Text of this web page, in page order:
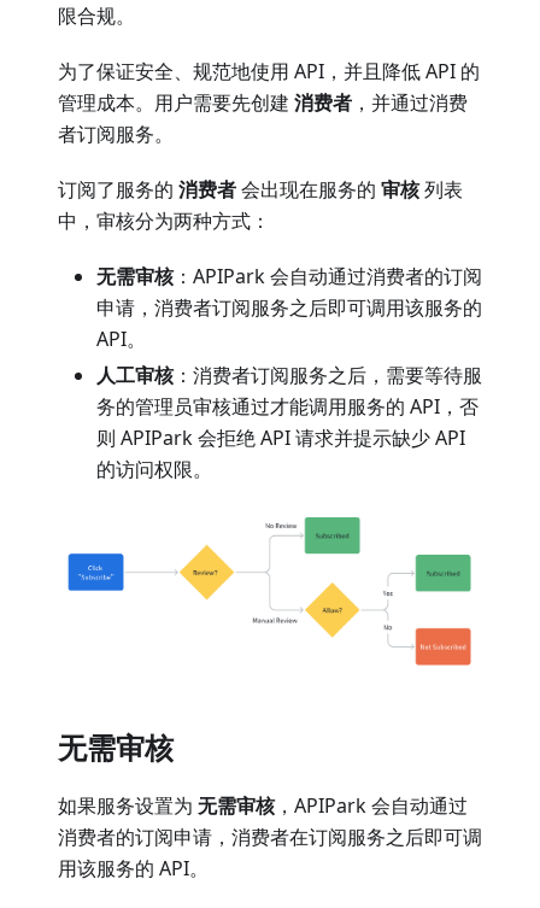
限合规。
为了保证安全、规范地使用 API，并且降低 API 的
管理成本。用户需要先创建 消费者 ，并通过消费
者订阅服务。
订阅了服务的 消费者会出现在服务的 审核列表
中，审核分为两种方式：
无需审核：APIPark 会自动通过消费者的订阅
申请，消费者订阅服务之后即可调用该服务的
API。
人工审核：消费者订阅服务之后，需要等待服
务的管理员审核通过才能调用服务的 API，否
则 APIPark 会拒绝 API 请求并提示缺少 API
的访问权限。
无需审核
如果服务设置为 无需审核，APIPark 会自动通过
消费者的订阅申请，消费者在订阅服务之后即可调
用该服务的 API。